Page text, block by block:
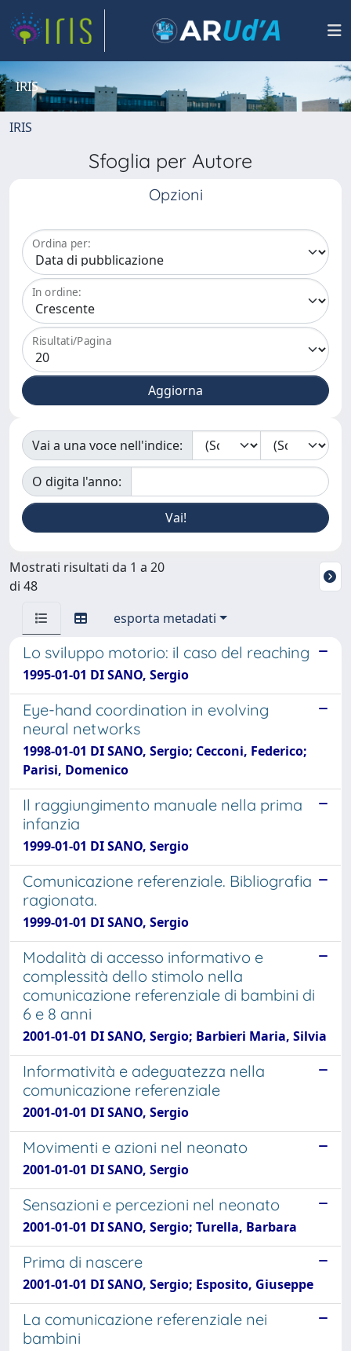
IRIS
IRIS
Sfoglia per Autore
Opzioni
Ordina per:
In ordine:
Risultati/Pagina
Vai a una voce nell'indice:
O digita l'anno:
Mostrati risultati da 1 a 20
di 48
esporta metadati
Lo sviluppo motorio: il caso del reaching
1995-01-01 DI SANO, Sergio
Eye-hand coordination in evolving
neural networks
1998-01-01 DI SANO, Sergio; Cecconi, Federico;
Parisi, Domenico
Il raggiungimento manuale nella prima
infanzia
1999-01-01 DI SANO, Sergio
Comunicazione referenziale. Bibliografia
ragionata.
1999-01-01 DI SANO, Sergio
Modalità di accesso informativo e
complessità dello stimolo nella
comunicazione referenziale di bambini di
6 e 8 anni
2001-01-01 DI SANO, Sergio; Barbieri Maria, Silvia
Informatività e adeguatezza nella
comunicazione referenziale
2001-01-01 DI SANO, Sergio
Movimenti e azioni nel neonato
2001-01-01 DI SANO, Sergio
Sensazioni e percezioni nel neonato
2001-01-01 DI SANO, Sergio; Turella, Barbara
Prima di nascere
2001-01-01 DI SANO, Sergio; Esposito, Giuseppe
La comunicazione referenziale nei
bambini